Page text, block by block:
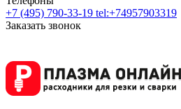
+7 (495) 790-33-19 tel:+74957903319
Заказать звонок